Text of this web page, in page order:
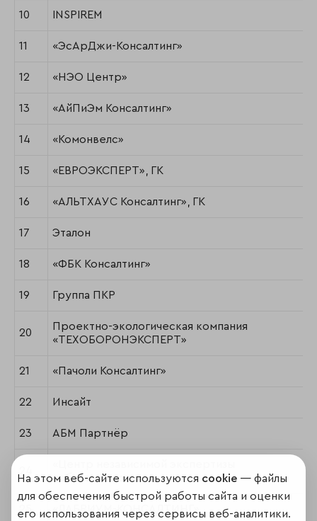
10 INSPIREM
11 «ЭсАрДжи-Консалтинг»
12 «НЭО Центр»
13 «АйПиЭм Консалтинг»
14 «Комонвелс»
15 «ЕВРОЭКСПЕРТ», ГК
16 «АЛЬТХАУС Консалтинг», ГК
17 Эталон
18 «ФБК Консалтинг»
19 Группа ПКР
20
Проектно-экологическая компания
«ТЕХОБОРОНЭКСПЕРТ»
21 «Пачоли Консалтинг»
22 Инсайт
23 АБМ Партнёр
собственности»
На этом веб-сайте используются cookie — файлы
для обеспечения быстрой работы сайта и оценки
его использования через сервисы веб-аналитики.